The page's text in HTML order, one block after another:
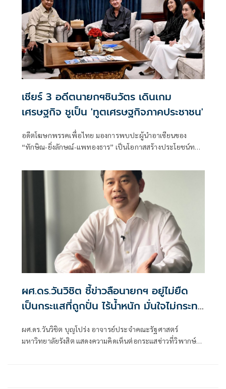
เชียร์ 3 อดีตนายกฯชินวัตร เดินเกม
เศรษฐกิจ ชูเป็น 'ทูตเศรษฐกิจภาคประชาชน'
อดีตโฆษกพรรคเพื่อไทย มองการพบปะผู้นำอาเซียนของ
“ทักษิณ-ยิ่งลักษณ์-แพทองธาร” เป็นโอกาสสร้างประโยชน์ทาง
กชันส่วนตัวช่วยเปิดตลาดใหม่ ดึงการลงทุน พร้อมวอนกลุ่มที่
จับตาเลิกมองด้วยอคติ หันมามองผลลัพธ์ต่อประชาชน
ผศ.ดร.วันวิชิต ชี้ข่าวลือนายกฯ อยู่ไม่ยืด
เป็นกระแสที่ถูกปั่น ไร้น้ำหนัก มั่นใจไม่กระทบ
ผศ.ดร.วันวิชิต บุญโปร่ง อาจารย์ประจำคณะรัฐศาสตร์
มหาวิทยาลัยรังสิต แสดงความคิดเห็นต่อกระแสข่าวที่วิพากษ์